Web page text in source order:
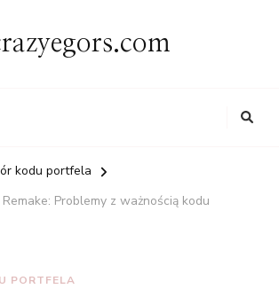
kodu portfela
Problemy z ważnością kodu
PORTFELA